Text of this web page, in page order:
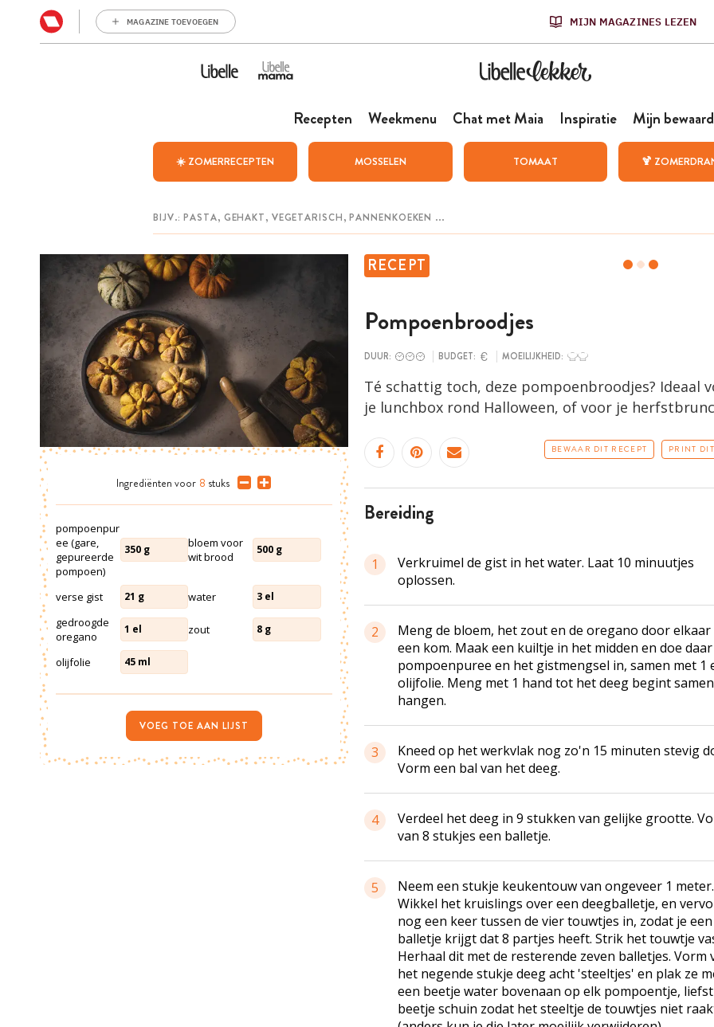
MAGAZINE TOEVOEGEN MIJN MAGAZINES LEZEN
Recepten Weekmenu Chat met Maia Inspiratie Mijn
☀️ ZOMERRECEPTEN MOSSELEN TOMAAT 🍹
RECEPT
Pompoenbroodjes
DUUR: BUDGET: MOEILIJKHEID:
Té schattig toch, deze pompoenbroodjes? Ideaal
je lunchbox rond Halloween, of voor je
BEWAAR DIT RECEPT PRINT
bereiding
1
Verkruimel de gist in het water. Laat 10 minuutjes
oplossen.
2
Meng de bloem, het zout en de oregano door elkaar
een kom. Maak een kuiltje in het midden en doe
pompoenpuree en het gistmengsel in, samen met 1
olijfolie. Meng met 1 hand tot het deeg begint
hangen.
3
Kneed op het werkvlak nog zo'n 15 minuten stevig
Vorm een bal van het deeg.
4
Verdeel het deeg in 9 stukken van gelijke grootte.
van 8 stukjes een balletje.
5
Neem een stukje keukentouw van ongeveer 1 meter.
Wikkel het kruislings over een deegballetje, en
nog een keer tussen de vier touwtjes in, zodat je een
balletje krijgt dat 8 partjes heeft. Strik het touwtje
Herhaal dit met de resterende zeven balletjes. Vorm
het negende stukje deeg acht 'steeltjes' en plak ze
een beetje water bovenaan op elk pompoentje,
beetje schuin zodat het steeltje de touwtjes niet
Ingrediënten voor 8 stuks
pompoenpur
ee (gare,
gepureerde
pompoen)
350 g
bloem voor
wit brood
500 g
verse gist 21 g water 3 el
gedroogde
oregano
1 el zout 8 g
olijfolie 45 ml
VOEG TOE AAN LIJST